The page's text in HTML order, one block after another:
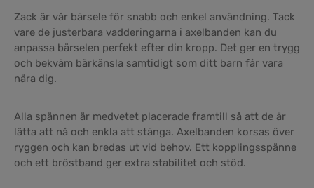
Zack är vår bärsele för snabb och enkel användning. Tack
vare de justerbara vadderingarna i axelbanden kan du
anpassa bärselen perfekt efter din kropp. Det ger en trygg
och bekväm bärkänsla samtidigt som ditt barn får vara
nära dig.
Alla spännen är medvetet placerade framtill så att de är
lätta att nå och enkla att stänga. Axelbanden korsas över
ryggen och kan bredas ut vid behov. Ett kopplingsspänne
och ett bröstband ger extra stabilitet och stöd.